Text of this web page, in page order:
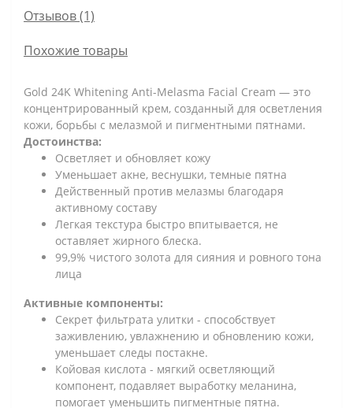
Отзывов (1)
Похожие товары
Gold 24K Whitening Anti-Melasma Facial Cream — это
концентрированный крем, созданный для осветления
кожи, борьбы с мелазмой и пигментными пятнами.
Достоинства:
Осветляет и обновляет кожу
Уменьшает акне, веснушки, темные пятна
Действенный против мелазмы благодаря
активному составу
Легкая текстура быстро впитывается, не
оставляет жирного блеска.
99,9% чистого золота для сияния и ровного тона
лица
Активные компоненты:
Секрет фильтрата улитки - способствует
заживлению, увлажнению и обновлению кожи,
уменьшает следы постакне.
Койовая кислота - мягкий осветляющий
компонент, подавляет выработку меланина,
помогает уменьшить пигментные пятна.